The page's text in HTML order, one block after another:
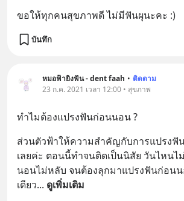
ขอให้ทุกคนสุขภาพดี ไม่มีฟันผุนะคะ :)
บันทึก
หมอฟ้ายิงฟัน - dent faah • ติดตาม
23 ก.ค. 2021 เวลา 12:00 • สุขภาพ
ทำไมต้องแปรงฟันก่อนนอน ?
ส่วนตัวฟ้าให้ความสำคัญกับการแปรงฟั
เลยค่ะ ตอนนี้ทำจนติดเป็นนิสัย วันไหนไ
นอนไม่หลับ จนต้องลุกมาแปรงฟันก่อน
เดียว... ดูเพิ่มเติม